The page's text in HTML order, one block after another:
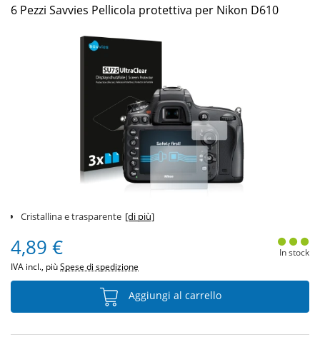
6 Pezzi Savvies Pellicola protettiva per Nikon D610
Cristallina e trasparente [di più]
4,89 €
IVA incl., piùSpese di spedizione
In stock
Aggiungi al carrello